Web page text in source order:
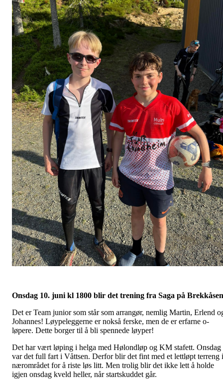
Onsdag 10. juni kl 1800 blir det trening fra Saga på
Det er Team junior som står som arrangør, nemlig Martin, Erlend
Johannes! Løypeleggerne er nokså ferske, men de er erfarne o-
løpere. Dette borger til å bli spennede løyper!
Det har vært løping i helga med Hølondløp og KM stafett. Onsdag
var det full fart i Våttsen. Derfor blir det fint med et lettløpt terreng i
nærområdet for å riste løs litt. Men trolig blir det ikke lett å holde
igjen onsdag kveld heller, når startskuddet går.